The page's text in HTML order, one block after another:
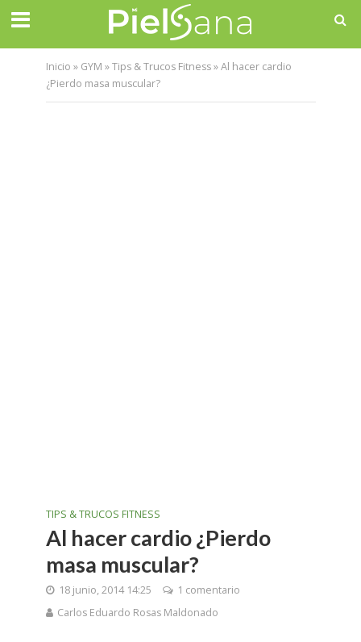
Inicio » GYM »Tips & Trucos Fitness»Al hacer cardio
¿Pierdo masa muscular?
TIPS & TRUCOS FITNESS
Al hacer cardio ¿Pierdo
masa muscular?
18 junio, 2014 14:25
1 comentario
Carlos Eduardo Rosas Maldonado